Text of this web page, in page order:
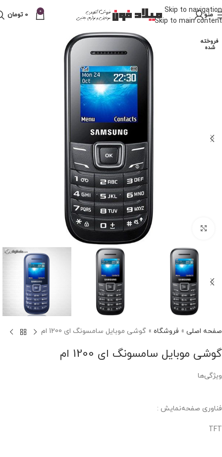
Skip to navigation
Skip to main content
منو 0
0 تومان
فروخته
شده
برای بزرگنمایی کلیک کنید
صفحه اصلی » فروشگاه » گوشی موبایل سامسونگ ای 1200 ام
گوشی موبایل سامسونگ ای 1200 ام
ویژگی‌ها
فناوری صفحه‌نمایش :
TFT